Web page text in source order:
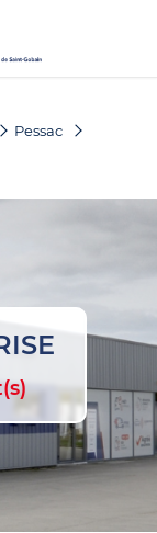
Pessac